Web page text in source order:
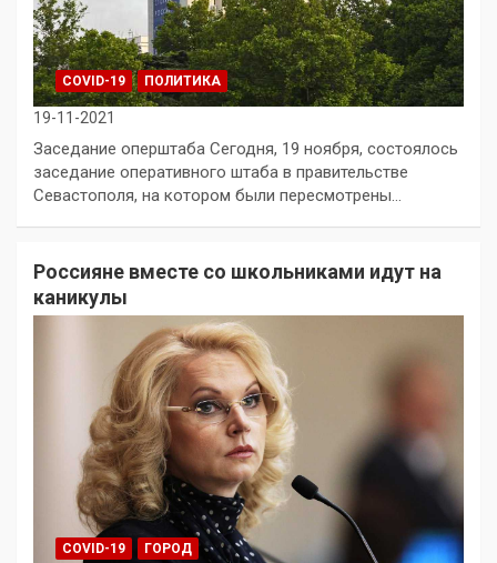
COVID-19 ПОЛИТИКА
19-11-2021
Заседание оперштаба Сегодня, 19 ноября, состоялось
заседание оперативного штаба в правительстве
Севастополя, на котором были пересмотрены…
Россияне вместе со школьниками идут на
каникулы
COVID-19 ГОРОД